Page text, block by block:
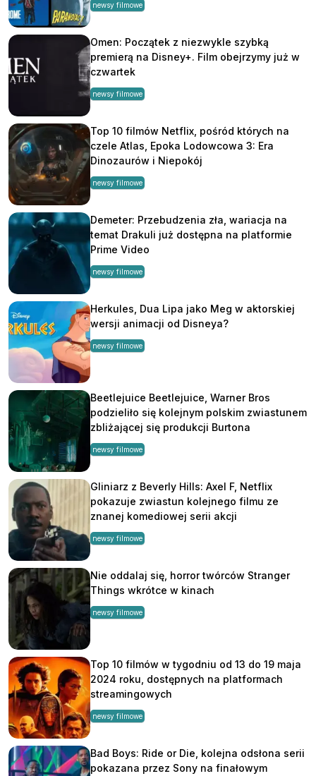
newsy filmowe
Omen: Początek z niezwykle szybką
premierą na Disney+. Film obejrzymy już w
czwartek
newsy filmowe
Top 10 filmów Netflix, pośród których na
czele Atlas, Epoka Lodowcowa 3: Era
Dinozaurów i Niepokój
newsy filmowe
Demeter: Przebudzenia zła, wariacja na
temat Drakuli już dostępna na platformie
Prime Video
newsy filmowe
Herkules, Dua Lipa jako Meg w aktorskiej
wersji animacji od Disneya?
newsy filmowe
Beetlejuice Beetlejuice, Warner Bros
podzieliło się kolejnym polskim zwiastunem
zbliżającej się produkcji Burtona
newsy filmowe
Gliniarz z Beverly Hills: Axel F, Netflix
pokazuje zwiastun kolejnego filmu ze
znanej komediowej serii akcji
newsy filmowe
Nie oddalaj się, horror twórców Stranger
Things wkrótce w kinach
newsy filmowe
Top 10 filmów w tygodniu od 13 do 19 maja
2024 roku, dostępnych na platformach
streamingowych
newsy filmowe
Bad Boys: Ride or Die, kolejna odsłona serii
pokazana przez Sony na finałowym